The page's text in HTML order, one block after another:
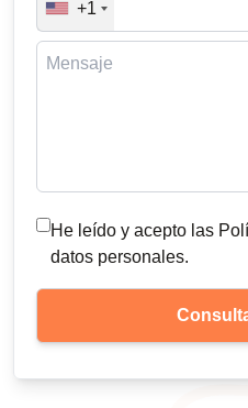
+1
He leído y acepto las
datos personales.